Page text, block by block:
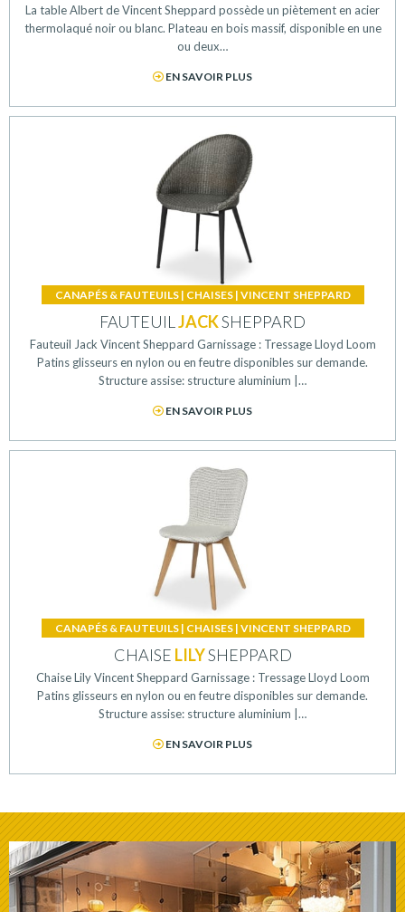
La table Albert de Vincent Sheppard possède un piètement en acier
thermolaqué noir ou blanc. Plateau en bois massif, disponible en une
ou deux…
EN SAVOIR PLUS
CANAPÉS & FAUTEUILS| CHAISES| VINCENT SHEPPARD
FAUTEUIL JACKSHEPPARD
Fauteuil Jack Vincent Sheppard Garnissage : Tressage Lloyd Loom
Patins glisseurs en nylon ou en feutre disponibles sur demande.
Structure assise: structure aluminium |…
EN SAVOIR PLUS
CANAPÉS & FAUTEUILS| CHAISES| VINCENT SHEPPARD
CHAISE LILYSHEPPARD
Chaise Lily Vincent Sheppard Garnissage : Tressage Lloyd Loom
Patins glisseurs en nylon ou en feutre disponibles sur demande.
Structure assise: structure aluminium |…
EN SAVOIR PLUS